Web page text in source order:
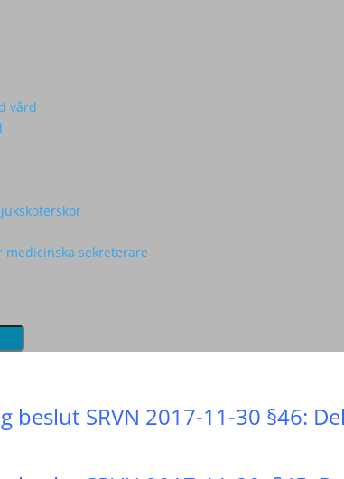
vård
medicinska sekreterare
beslut SRVN 2017-11-30 §46: